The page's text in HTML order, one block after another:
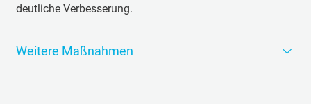
deutliche Verbesserung.
Weitere Maßnahmen